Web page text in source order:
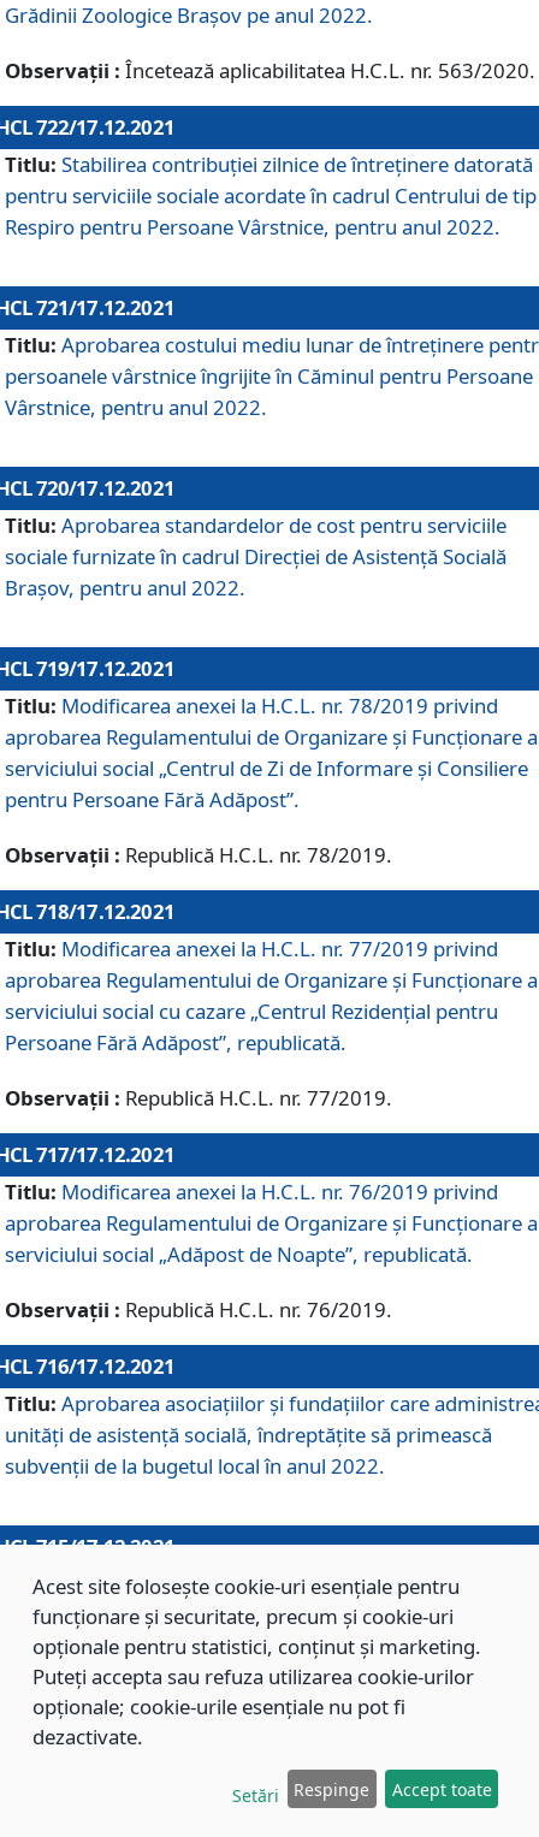
Grădinii Zoologice Braşov pe anul 2022.
Observații : Încetează aplicabilitatea H.C.L. nr. 563/2020.
722/17.12.2021
Titlu: Stabilirea contribuţiei zilnice de întreținere datorată
pentru serviciile sociale acordate în cadrul Centrului de tip
Respiro pentru Persoane Vârstnice, pentru anul 2022.
721/17.12.2021
Titlu: Aprobarea costului mediu lunar de întreţinere
persoanele vârstnice îngrijite în Căminul pentru Persoane
Vârstnice, pentru anul 2022.
720/17.12.2021
Titlu: Aprobarea standardelor de cost pentru serviciile
sociale furnizate în cadrul Direcției de Asistență Socială
Brașov, pentru anul 2022.
719/17.12.2021
Titlu: Modificarea anexei la H.C.L. nr. 78/2019 privind
aprobarea Regulamentului de Organizare și Funcționare
serviciului social „Centrul de Zi de Informare şi Consiliere
pentru Persoane Fără Adăpost”.
Observații : Republică H.C.L. nr. 78/2019.
718/17.12.2021
Titlu: Modificarea anexei la H.C.L. nr. 77/2019 privind
aprobarea Regulamentului de Organizare și Funcționare
serviciului social cu cazare „Centrul Rezidențial pentru
Persoane Fără Adăpost”, republicată.
Observații : Republică H.C.L. nr. 77/2019.
717/17.12.2021
Titlu: Modificarea anexei la H.C.L. nr. 76/2019 privind
aprobarea Regulamentului de Organizare şi Funcționare
serviciului social „Adăpost de Noapte”, republicată.
Observații : Republică H.C.L. nr. 76/2019.
716/17.12.2021
Titlu: Aprobarea asociaţiilor şi fundaţiilor care
unităţi de asistenţă socială, îndreptăţite să primească
subvenţii de la bugetul local în anul 2022.
715/17.12.2021
Titlu: Aprobarea Planului de acţiuni sau lucrări de interes
local pentru anul 2022.
714/17.12.2021
Titlu: Modificarea Anexei la H.C.L. nr. 709/2020 privind
aprobarea Regulamentului de Organizare şi Funcţionare
Direcţiei de Asistenţă Socială Braşov.
Acest site folosește cookie-uri esențiale pentru
funcționare și securitate, precum și cookie-uri
opționale pentru statistici, conținut și marketing.
Puteți accepta sau refuza utilizarea cookie-urilor
opționale; cookie-urile esențiale nu pot fi
dezactivate.
Setări Respinge Accept toate